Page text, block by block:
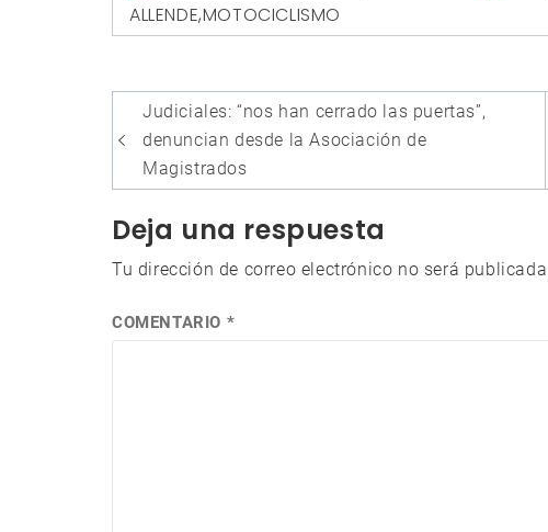
ALLENDE,MOTOCICLISMO
Navegación
de
entradas
Judiciales: “nos han cerrado las puertas”,
denuncian desde la Asociación de
Magistrados
Deja una respuesta
Tu dirección de correo electrónico no será publicada.
COMENTARIO *